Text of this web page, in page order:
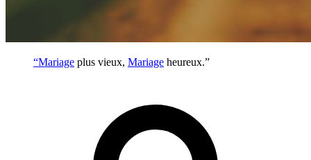
“Mariage plus vieux, Mariage heureux.”